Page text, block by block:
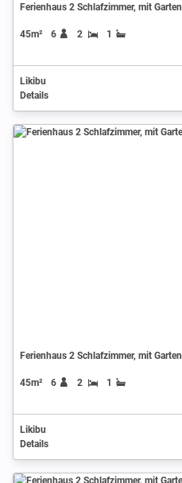
Ferienhaus 2 Schlafzimmer, mit Garten
45m² 6 2 1
Likibu
Details
Ferienhaus 2 Schlafzimmer, mit Garten
45m² 6 2 1
Likibu
Details